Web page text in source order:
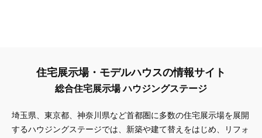
住宅展示場・モデルハウスの情報サイト
総合住宅展示場 ハウジングステージ
埼玉県、東京都、神奈川県など首都圏に多数の住宅展示場を展開
するハウジングステージでは、新築や建て替えをはじめ、リフォ